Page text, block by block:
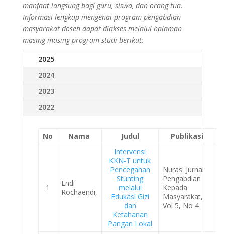
manfaat langsung bagi guru, siswa, dan orang tua.
Informasi lengkap mengenai program pengabdian
masyarakat dosen dapat diakses melalui halaman
masing-masing program studi berikut:
2025
2024
2023
2022
No Nama Judul Publikasi
1
Endi
Rochaendi,
Intervensi
KKN-T untuk
Pencegahan
Stunting
melalui
Edukasi Gizi
dan
Ketahanan
Pangan Lokal
Nuras: Jurnal
Pengabdian
Kepada
Masyarakat,
Vol 5, No 4